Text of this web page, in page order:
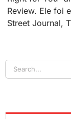
Review. Ele foi
Street Journal,
Search
for: